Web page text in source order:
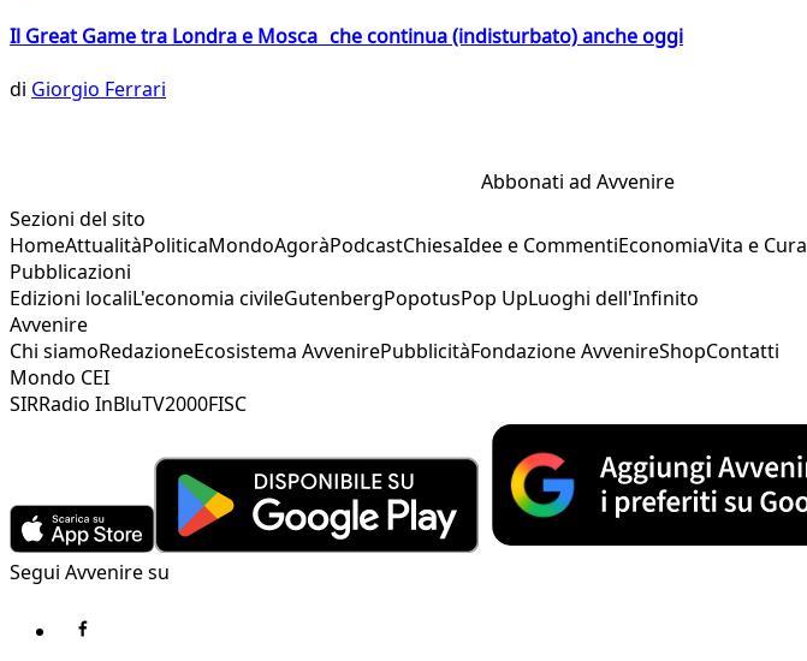
Il Great Game tra Londra e Mosca che continua (indisturbato) anche oggi
di Giorgio Ferrari
Abbonati ad Avvenire
Sezioni del sito
HomeAttualitàPoliticaMondoAgoràPodcastChiesaIdee e CommentiEconomiaVita e Cura
Pubblicazioni
Edizioni localiL'economia civileGutenbergPopotusPop UpLuoghi dell'Infinito
Avvenire
Chi siamoRedazioneEcosistema AvvenirePubblicitàFondazione AvvenireShopContatti
Mondo CEI
SIRRadio InBluTV2000FISC
Segui Avvenire su